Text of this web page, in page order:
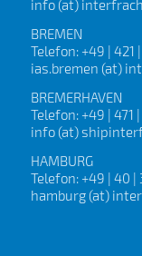
info (at)
BREMEN
Telefon: +49 | 421
ias.bremen (at)
BREMERHAVEN
Telefon: +49 | 471
info (at)
HAMBURG
Telefon: +49 | 40
hamburg (at)